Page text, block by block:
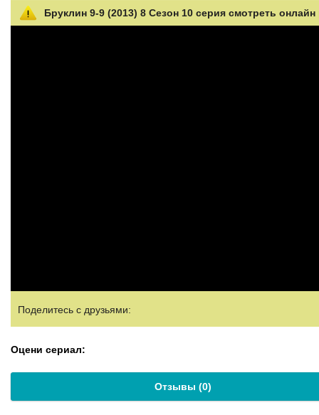
Бруклин 9-9 (2013) 8 Сезон 10 серия смотреть онлайн
Поделитесь с друзьями:
Оцени сериал:
Отзывы (0)